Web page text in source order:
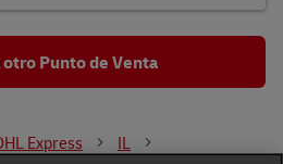
Punto de Venta
Express
IL